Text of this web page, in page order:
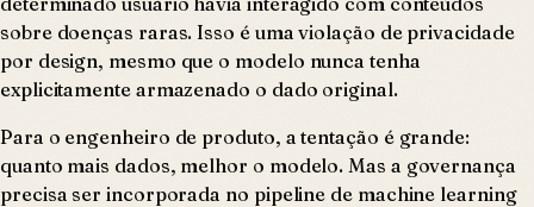
sobre doenças raras. Isso é uma violação de privacidade
por design, mesmo que o modelo nunca tenha
explicitamente armazenado o dado original.
Para o engenheiro de produto, a tentação é grande:
quanto mais dados, melhor o modelo. Mas a governança
precisa ser incorporada no pipeline de machine learning